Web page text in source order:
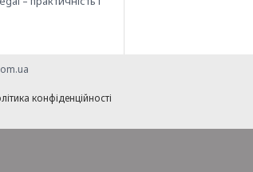
конфіденційності